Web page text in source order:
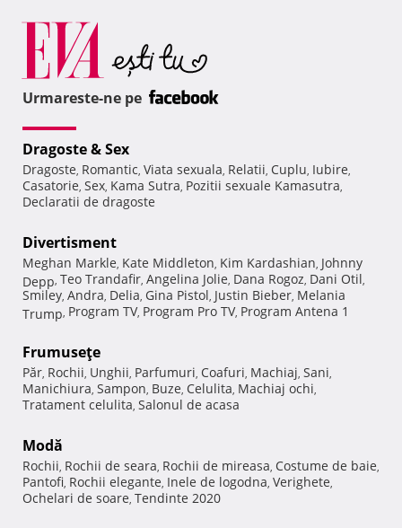
Urmareste-ne pe
Dragoste & Sex
Dragoste, Romantic, Viata sexuala, Relatii, Cuplu, Iubire,
Casatorie, Sex, Kama Sutra, Pozitii sexuale Kamasutra,
Declaratii de dragoste
Divertisment
Meghan Markle, Kate Middleton, Kim Kardashian, Johnny
Depp, Teo Trandafir, Angelina Jolie, Dana Rogoz, Dani Otil,
Smiley, Andra, Delia, Gina Pistol, Justin Bieber, Melania
Trump, Program TV, Program Pro TV, Program Antena 1
Frumuseţe
Păr, Rochii, Unghii, Parfumuri, Coafuri, Machiaj, Sani,
Manichiura, Sampon, Buze, Celulita, Machiaj ochi,
Tratament celulita, Salonul de acasa
Modă
Rochii, Rochii de seara, Rochii de mireasa, Costume de baie,
Pantofi, Rochii elegante, Inele de logodna, Verighete,
Ochelari de soare, Tendinte 2020